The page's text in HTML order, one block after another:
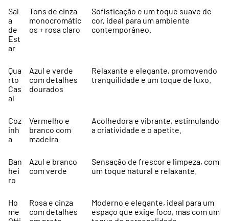
Sal
a
de
Est
ar
Tons de cinza
monocromátic
os + rosa claro
Sofisticação e um toque suave de
cor, ideal para um ambiente
contemporâneo.
Qua
rto
Cas
al
Azul e verde
com detalhes
dourados
Relaxante e elegante, promovendo
tranquilidade e um toque de luxo.
Coz
inh
a
Vermelho e
branco com
madeira
Acolhedora e vibrante, estimulando
a criatividade e o apetite.
Ban
hei
ro
Azul e branco
com verde
Sensação de frescor e limpeza, com
um toque natural e relaxante.
Ho
me
Rosa e cinza
com detalhes
Moderno e elegante, ideal para um
espaço que exige foco, mas com um